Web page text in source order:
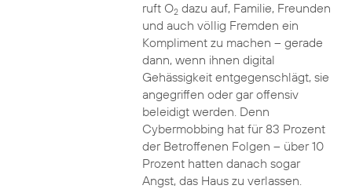
ruft O2dazu auf, Familie, Freunden
und auch völlig Fremden ein
Kompliment zu machen – gerade
dann, wenn ihnen digital
Gehässigkeit entgegenschlägt, sie
angegriffen oder gar offensiv
beleidigt werden. Denn
Cybermobbing hat für 83 Prozent
der Betroffenen Folgen – über 10
Prozent hatten danach sogar
Angst, das Haus zu verlassen.